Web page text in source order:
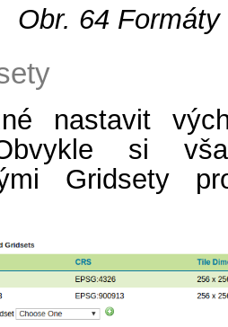
Obr. 64
nastavit
Obvykle si
Gridsety